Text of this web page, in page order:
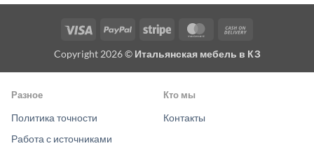
Visa PayPal Stripe MasterCard
Delivery
Copyright 2026 © Итальянская мебель в КЗ
Разное
Политика точности
Работа с источниками
Кто мы
Контакты